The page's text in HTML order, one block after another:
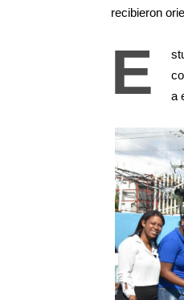
recibieron
E
a